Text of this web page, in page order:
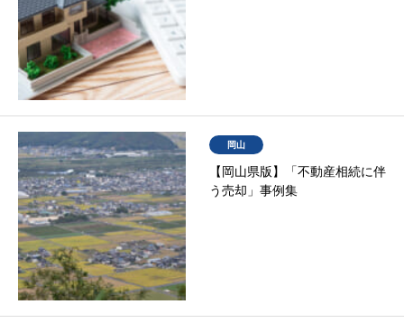
岡山
【岡山県版】「不動産相続に伴
う売却」事例集